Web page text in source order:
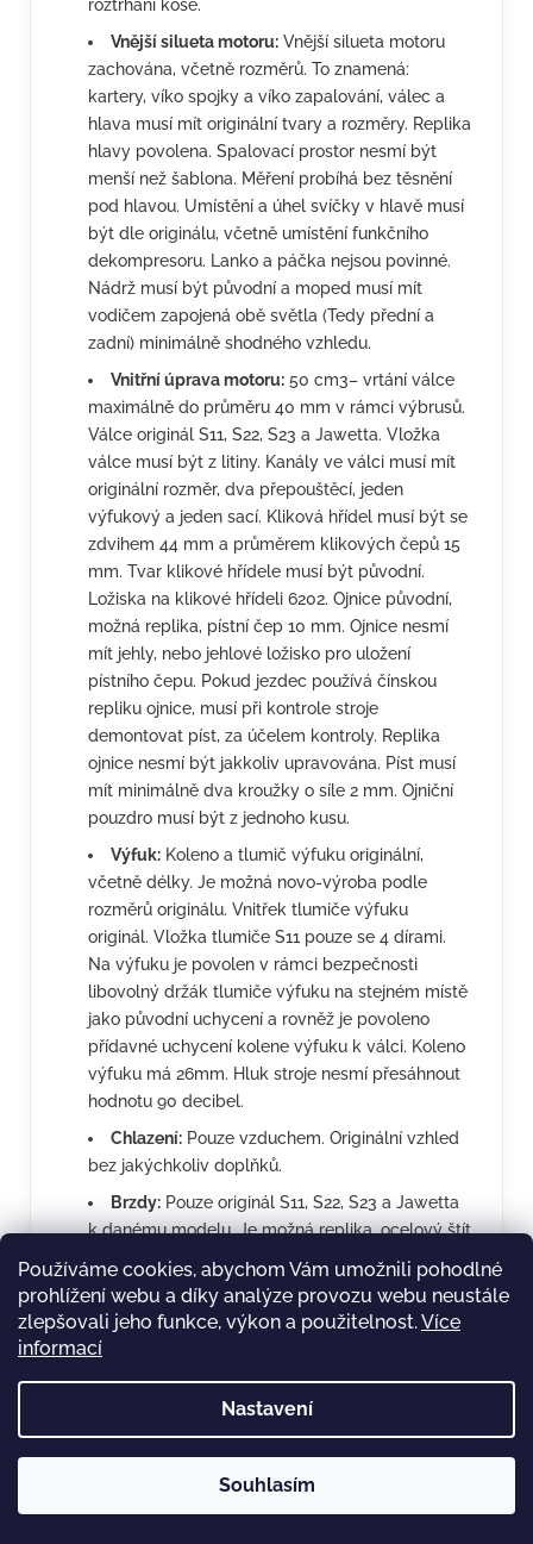
Používáme cookies, abychom Vám umožnili pohodlné
prohlížení webu a díky analýze provozu webu neustále
zlepšovali jeho funkce, výkon a použitelnost.Více
informací
Nastavení
Souhlasím
roztrhání koše.
Vnější silueta motoru: Vnější silueta motoru
zachována, včetně rozměrů. To znamená:
kartery, víko spojky a víko zapalování, válec a
hlava musí mít originální tvary a rozměry. Replika
hlavy povolena. Spalovací prostor nesmí být
menší než šablona. Měření probíhá bez těsnění
pod hlavou. Umístění a úhel svíčky v hlavě musí
být dle originálu, včetně umístění funkčního
dekompresoru. Lanko a páčka nejsou povinné.
Nádrž musí být původní a moped musí mít
vodičem zapojená obě světla (Tedy přední a
zadní) minimálně shodného vzhledu.
Vnitřní úprava motoru: 50 cm3– vrtání válce
maximálně do průměru 40 mm v rámci výbrusů.
Válce originál S11, S22, S23 a Jawetta. Vložka
válce musí být z litiny. Kanály ve válci musí mít
originální rozměr, dva přepouštěcí, jeden
výfukový a jeden sací. Kliková hřídel musí být se
zdvihem 44 mm a průměrem klikových čepů 15
mm. Tvar klikové hřídele musí být původní.
Ložiska na klikové hřídeli 6202. Ojnice původní,
možná replika, pístní čep 10 mm. Ojnice nesmí
mít jehly, nebo jehlové ložisko pro uložení
pístního čepu. Pokud jezdec používá čínskou
repliku ojnice, musí při kontrole stroje
demontovat píst, za účelem kontroly. Replika
ojnice nesmí být jakkoliv upravována. Píst musí
mít minimálně dva kroužky o síle 2 mm. Ojniční
pouzdro musí být z jednoho kusu.
Výfuk: Koleno a tlumič výfuku originální,
včetně délky. Je možná novo-výroba podle
rozměrů originálu. Vnitřek tlumiče výfuku
originál. Vložka tlumiče S11 pouze se 4 dírami.
Na výfuku je povolen v rámci bezpečnosti
libovolný držák tlumiče výfuku na stejném místě
jako původní uchycení a rovněž je povoleno
přídavné uchycení kolene výfuku k válci. Koleno
výfuku má 26mm. Hluk stroje nesmí přesáhnout
hodnotu 90 decibel.
Chlazení: Pouze vzduchem. Originální vzhled
bez jakýchkoliv doplňků.
Brzdy: Pouze originál S11, S22, S23 a Jawetta
k danému modelu. Je možná replika, ocelový štít
povolen. V rámci bezpečnosti může být použita
zesílená aretace brzdy.
Ráfky a pláště: Pláště originál průměry 2“x19“,
2 1/4“x19“(moped, kárka). Motokrosové pláště,
originální nebo zcela shodná replika..
Vidlice, rám, řidítka a blatníky:Vše originál,
bezpečnosti je povoleno přídavné uchycení